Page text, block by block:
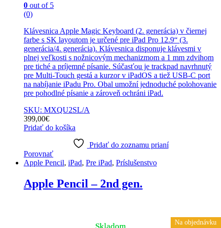
Na objednávku
Na objednávku
0 out of 5
(0)
Klávesnica Apple Magic Keyboard (2. generácia) v čiernej
farbe s SK layoutom je určené pre iPad Pro 12.9“ (3.
generácia/4. generácia). Klávesnica disponuje klávesmi v
plnej veľkosti s nožnicovým mechanizmom a 1 mm zdvihom
pre tiché a príjemné písanie. Súčasťou je trackpad navrhnutý
pre Multi-Touch gestá a kurzor v iPadOS a tiež USB‑C port
na nabíjanie iPadu Pro. Obal umožní jednoduché polohovanie
pre pohodlné písanie a zároveň ochráni iPad.
SKU: MXQU2SL/A
399,00€
Pridať do košíka
Pridať do zoznamu prianí
Porovnať
Apple Pencil, iPad, Pre iPad, Príslušenstvo
Apple Pencil – 2nd gen.